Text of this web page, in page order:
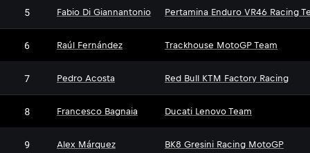
5 Fabio Di Giannantonio Pertamina Enduro VR46 Racing
6 Raúl Fernández Trackhouse MotoGP Team
7 Pedro Acosta Red Bull KTM Factory Racing
8 Francesco Bagnaia Ducati Lenovo Team
9 Alex Márquez BK8 Gresini Racing MotoGP